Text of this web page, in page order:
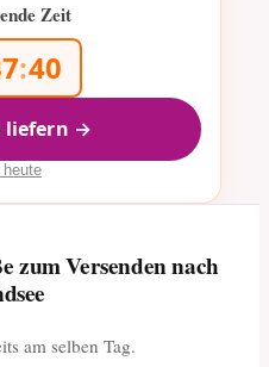
Zeit
:40
liefern →
heute
zum Versenden nach
am selben Tag.